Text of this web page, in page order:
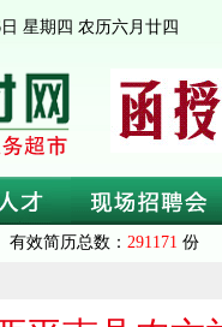
星期四 农历六月廿四
有效简历总数： 291171 份